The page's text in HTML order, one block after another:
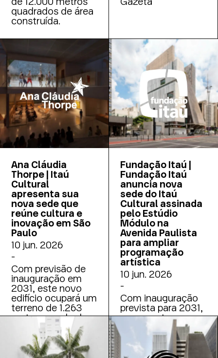
quadrados de área
construída.
Ana Cláudia
Thorpe | Itaú
Cultural
apresenta sua
nova sede que
reúne cultura e
inovação em São
Paulo
10 jun. 2026
-
Com previsão de
inauguração em
2031, este novo
edifício ocupará um
terreno de 1.263
metros quadrados
e contemplará mais
de 12 mil metros
quadrados de área
Fundação Itaú |
Fundação Itaú
anuncia nova
sede do Itaú
Cultural assinada
pelo Estúdio
Módulo na
Avenida Paulista
para ampliar
programação
artística
10 jun. 2026
-
Com inauguração
prevista para 2031,
novo centro
cultural terá 19
andares, maior
capacidade de